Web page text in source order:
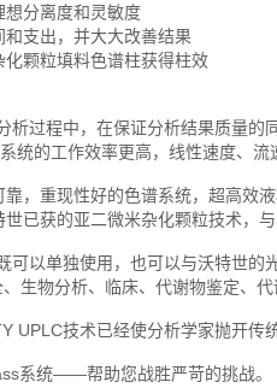
想分离度和灵敏度
支出，并大大改善结果
颗粒填料色谱柱获得柱效
析过程中，在保证分析结果质量
统的工作效率更高，线性速度、
，重现性好的色谱系统，超高效
已获的亚二微米杂化颗粒技术，
可以单独使用，也可以与沃特世的
生物分析、临床、代谢物鉴定、
UPLC技术已经使分析学家抛开传
系统——帮助您战胜严苛的挑战。